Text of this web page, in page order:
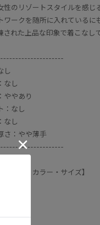
性のリゾートスタイルを感じ
ワークを随所に入れている
された上品な印象で着こなし
し
なし
ややあり
：なし
なし
さ：やや薄手
ー型番・カラー・サイズ】